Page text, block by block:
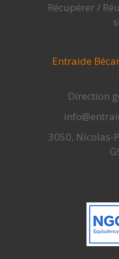
Récupérer /
Entraide
Direction
3050, Nicolas-